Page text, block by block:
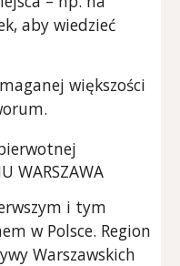
aby wiedzieć
większości
WARSZAWA
i tym
w Polsce. Region
Warszawskich